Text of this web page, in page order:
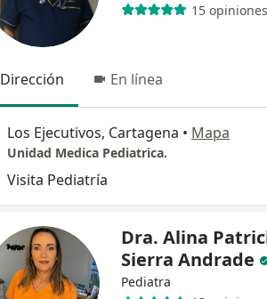
15 opiniones
Dirección En línea
Los Ejecutivos, Cartagena • Mapa
Unidad Medica Pediatrica.
Visita Pediatría
Dra. Alina
Sierra Andrade
Pediatra